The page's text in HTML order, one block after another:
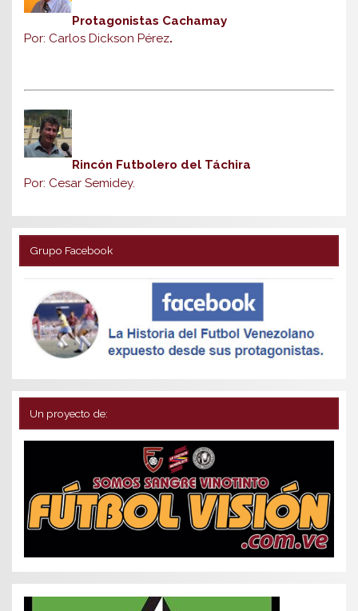
Protagonistas Cachamay
Por: Carlos Dickson Pérez.
Rincón Futbolero del Táchira
Por: Cesar Semidey.
Grupo Facebook
Un proyecto de: